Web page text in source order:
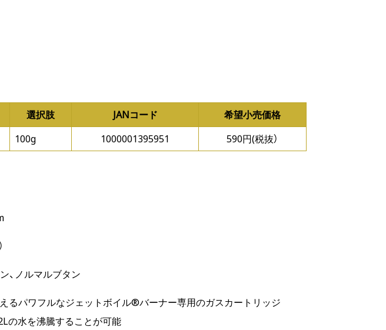
選択肢 JANコード
希望小売価格
100g 1000001395951 590円(税抜）
、ノルマルブタン
えるパワフルなジェットボイル®バーナー専用のガスカートリッジ
の水を沸騰することが可能